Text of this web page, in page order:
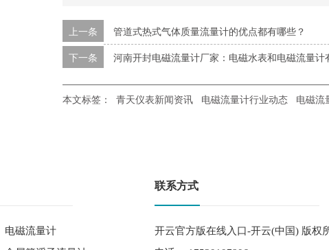
上一条
管道式热式气体质量流量计的优点都有哪些？
下一条 河南开封电磁流量计厂家：电磁水表和电磁流量计
本文标签： 青天仪表新闻资讯 电磁流量计行业动态 电磁流
电磁流量计
联系方式
开云官方版在线入口-开云(中国) 版权